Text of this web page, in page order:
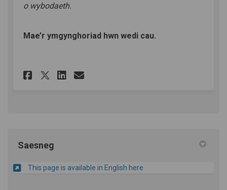
o wybodaeth.
Mae’r ymgynghoriad hwn wedi cau.
Rhannu Polisi Ystadau Fferm
Rhannu Polisi Ystadau
Rhannu Polisi Ystadau
E-bost Polisi Ystadau
Saesneg
This page is available in English here